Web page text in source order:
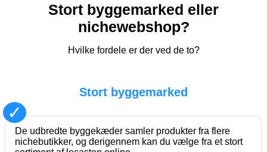
Stort byggemarked eller
nichewebshop?
Hvilke fordele er der ved de to?
Stort byggemarked
✓
De udbredte byggekæder samler produkter fra flere
nichebutikker, og derigennem kan du vælge fra et stort